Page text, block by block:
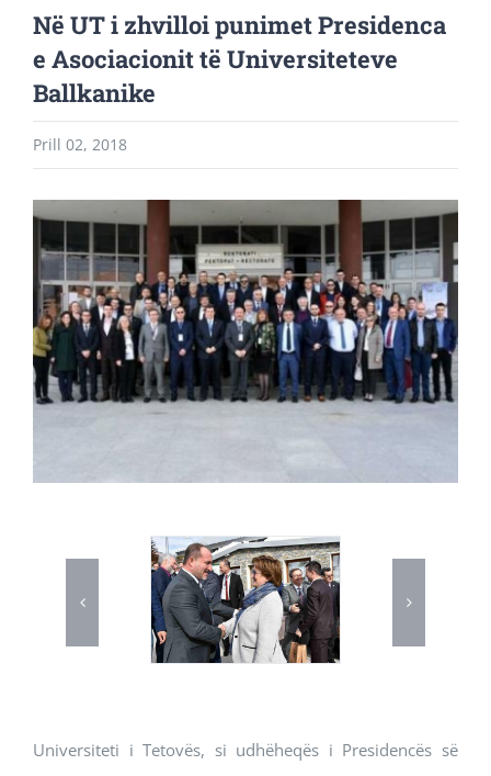
Në UT i zhvilloi punimet Presidenca
e Asociacionit të Universiteteve
Ballkanike
Prill 02, 2018
View
Larger
Image
Universiteti i Tetovës, si udhëheqës i Presidencës së